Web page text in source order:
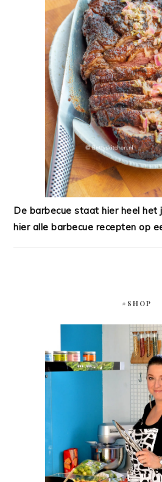
De barbecue staat hier heel het
hier alle barbecue recepten op
#SHOP